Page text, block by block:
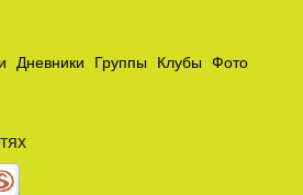
Дневники Группы Клубы
Фото